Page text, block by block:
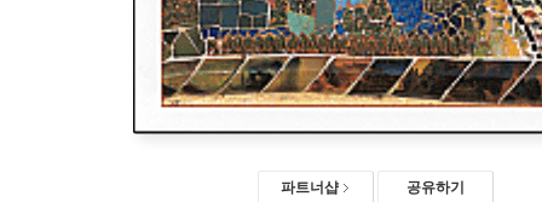
파트너샵 공유하기